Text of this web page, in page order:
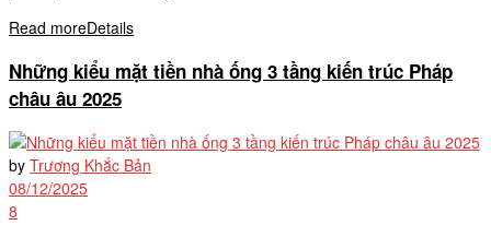
Read moreDetails
Những kiểu mặt tiền nhà ống 3 tầng kiến trúc Pháp
châu âu 2025
by Trương Khắc Bản
08/12/2025
8